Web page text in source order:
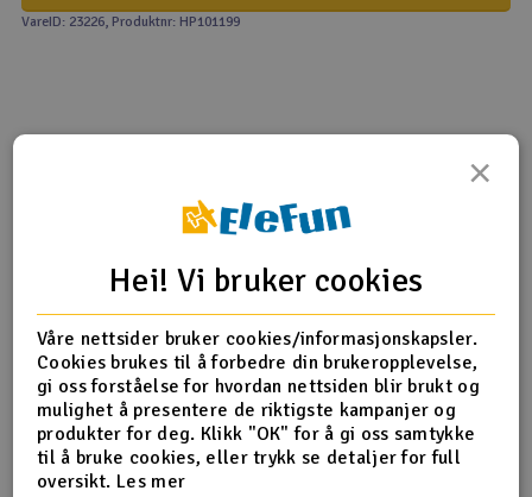
Modelljernbane
Radioutstyr
Raketter
Smarthjem, lek & hobby
Solenergi
Sparkesykler & elkjøretøy
VareID: 23226, Produktnr: HP101199
Produktinformasjon
HPI-101199 Racing Clutch Shoes (3pcs)
Flere detaljer
Del av PartFinder
×
Hei! Vi bruker cookies
Våre nettsider bruker cookies/informasjonskapsler.
Cookies brukes til å forbedre din brukeropplevelse,
gi oss forståelse for hvordan nettsiden blir brukt og
mulighet å presentere de riktigste kampanjer og
produkter for deg. Klikk "OK" for å gi oss samtykke
til å bruke cookies, eller trykk se detaljer for full
oversikt. Les mer